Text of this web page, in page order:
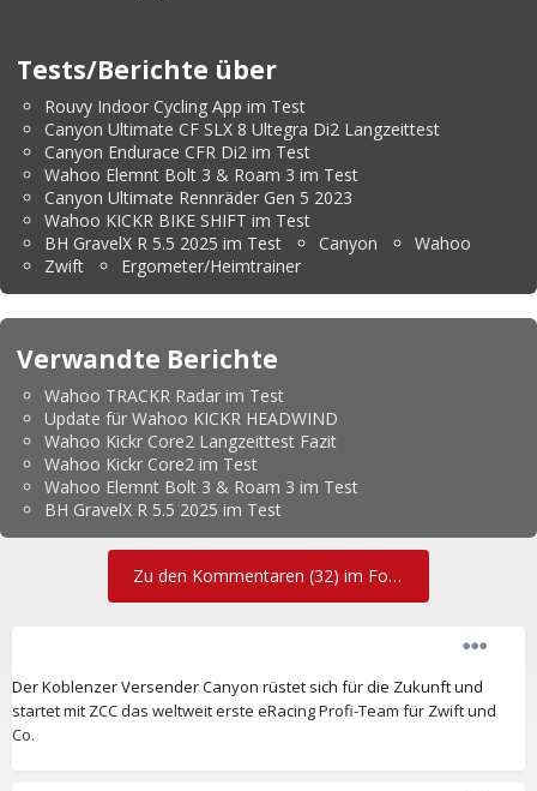
Tests/Berichte über
Rouvy Indoor Cycling App im Test
Canyon Ultimate CF SLX 8 Ultegra Di2 Langzeittest
Canyon Endurace CFR Di2 im Test
Wahoo Elemnt Bolt 3 & Roam 3 im Test
Canyon Ultimate Rennräder Gen 5 2023
Wahoo KICKR BIKE SHIFT im Test
BH GravelX R 5.5 2025 im Test
Canyon
Wahoo
Zwift
Ergometer/Heimtrainer
Verwandte Berichte
Wahoo TRACKR Radar im Test
Update für Wahoo KICKR HEADWIND
Wahoo Kickr Core2 Langzeittest Fazit
Wahoo Kickr Core2 im Test
Wahoo Elemnt Bolt 3 & Roam 3 im Test
BH GravelX R 5.5 2025 im Test
Zu den Kommentaren (32) im Forum
Der Koblenzer Versender Canyon rüstet sich für die Zukunft und
startet mit ZCC das weltweit erste eRacing Profi-Team für Zwift und
Co.